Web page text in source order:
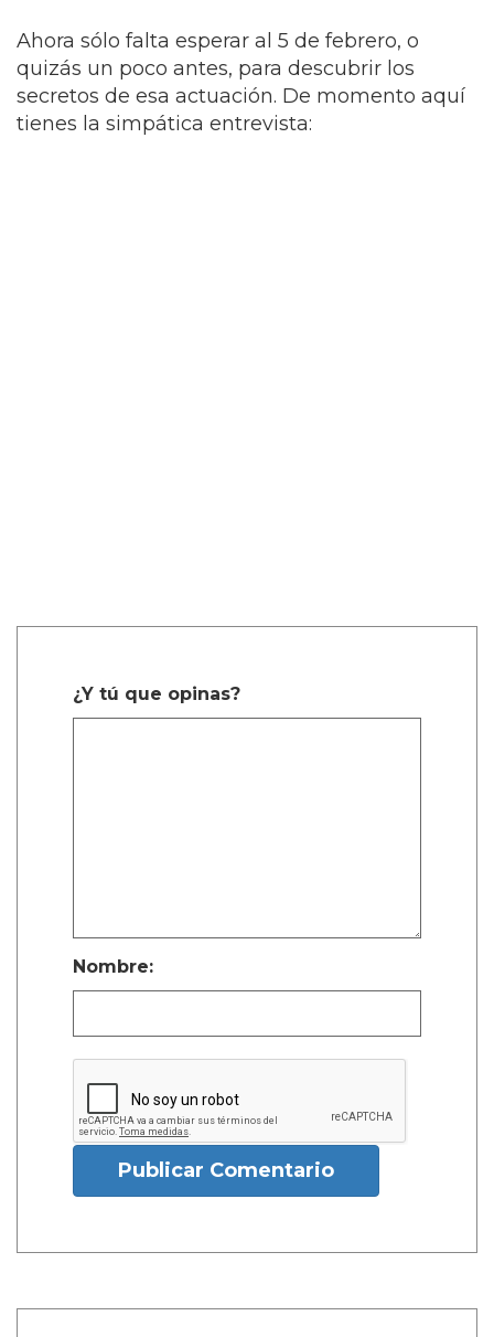
Ahora sólo falta esperar al 5 de febrero, o
quizás un poco antes, para descubrir los
secretos de esa actuación. De momento aquí
tienes la simpática entrevista:
¿Y tú que opinas?
Nombre:
Publicar Comentario